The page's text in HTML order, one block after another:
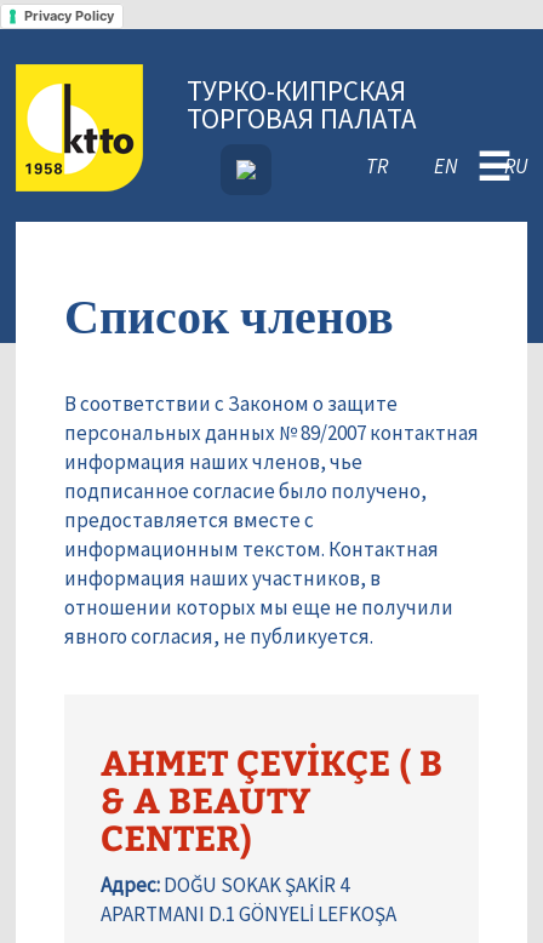
Privacy Policy
ТУРКО-КИПРСКАЯ
ТОРГОВАЯ ПАЛАТА
TR EN RU
☰
Список членов
В соответствии с Законом о защите
персональных данных № 89/2007 контактная
информация наших членов, чье
подписанное согласие было получено,
предоставляется вместе с
информационным текстом. Контактная
информация наших участников, в
отношении которых мы еще не получили
явного согласия, не публикуется.
AHMET ÇEVİKÇE ( B
& A BEAUTY
CENTER)
Адрес:DOĞU SOKAK ŞAKİR 4
APARTMANI D.1 GÖNYELİ LEFKOŞA